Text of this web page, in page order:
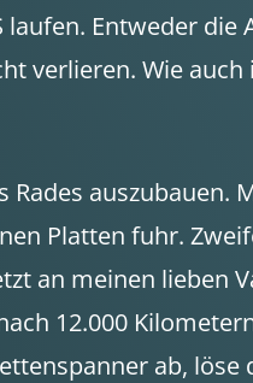
laufen. Entweder die
verlieren. Wie
auszubauen.
Platten fuhr.
an meinen lieben
12.000
ab,